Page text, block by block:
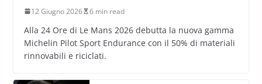
12 Giugno 2026 6 min read
Alla 24 Ore di Le Mans 2026 debutta la nuova gamma
Michelin Pilot Sport Endurance con il 50% di materiali
rinnovabili e riciclati.